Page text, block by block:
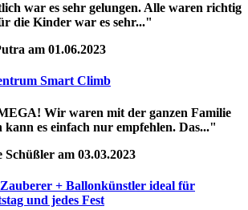
war es sehr gelungen. Alle waren richtig
die Kinder war es sehr..."
am 01.06.2023
Smart Climb
Wir waren mit der ganzen Familie
es einfach nur empfehlen. Das..."
am 03.03.2023
+ Ballonkünstler ideal für
und jedes Fest